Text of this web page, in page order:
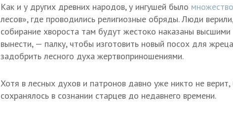
Как и у других древних народов, у ингушей было
лесов», где проводились религиозные обряды. Люди
собирание хвороста там будут жестоко наказаны
вынести, — палку, чтобы изготовить новый посох для
задобрить лесного духа жертвоприношениями.
Хотя в лесных духов и патронов давно уже никто не
сохранялось в сознании старцев до недавнего времени.